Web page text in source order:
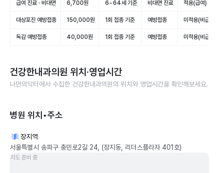
급여 진료 · 비대면 6,700원 6~64세 기준 비대면 진료 적용(급여)
대상포진 예방접종 150,000원 1회 접종 기준 예방접종 미적용(비급여)
독감 예방접종 40,000원 1회 접종 기준 예방접종 미적용(비급여)
건강한내과의원 위치·영업시간
나만의닥터에서 수집한 건강한내과의원의 위치와 영업시간을 확인해보세요.
병원 위치•주소
장지역
서울특별시 송파구 충민로2길 24, (장지동, 리더스플라자 401호)
지도 준비 중